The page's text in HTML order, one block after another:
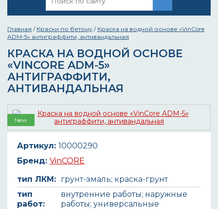
Главная / Краски по бетону / Краска на водной основе «VinCore
ADM-5» антиграффити, антивандальная
КРАСКА НА ВОДНОЙ ОСНОВЕ
«VINCORE ADM-5»
АНТИГРАФФИТИ,
АНТИВАНДАЛЬНАЯ
New
Артикул: 10000290
Бренд: VinCORE
тип ЛКМ: грунт-эмаль; краска-грунт
тип
работ:
внутренние работы; наружные
работы; универсальные